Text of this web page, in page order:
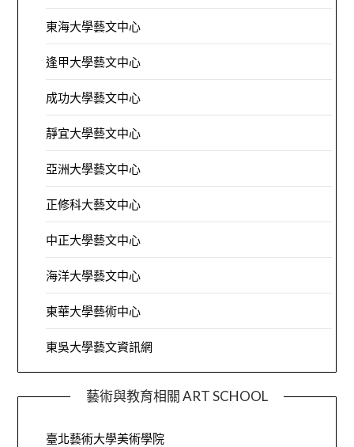
東海大學藝文中心
逢甲大學藝文中心
成功大學藝文中心
靜宜大學藝文中心
亞洲大學藝文中心
正修科大藝文中心
中正大學藝文中心
海洋大學藝文中心
東華大學藝術中心
東吳大學藝文資訊網
藝術與教育相關 ART SCHOOL
臺北藝術大學美術學院